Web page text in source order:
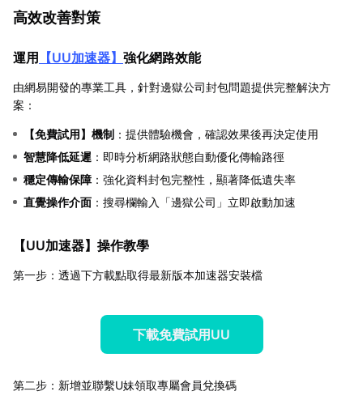
高效改善對策
運用 【UU加速器】 強化網路效能
由網易開發的專業工具，針對邊獄公司封包問題提供完整解決方
案：
【免費試用】機制 ：提供體驗機會，確認效果後再決定使用
智慧降低延遲 ：即時分析網路狀態自動優化傳輸路徑
穩定傳輸保障 ：強化資料封包完整性，顯著降低遺失率
直覺操作介面 ：搜尋欄輸入「邊獄公司」立即啟動加速
【UU加速器】操作教學
第一步：透過下方載點取得最新版本加速器安裝檔
下載免費試用UU
第二步：新增並聯繫U妹領取專屬會員兌換碼